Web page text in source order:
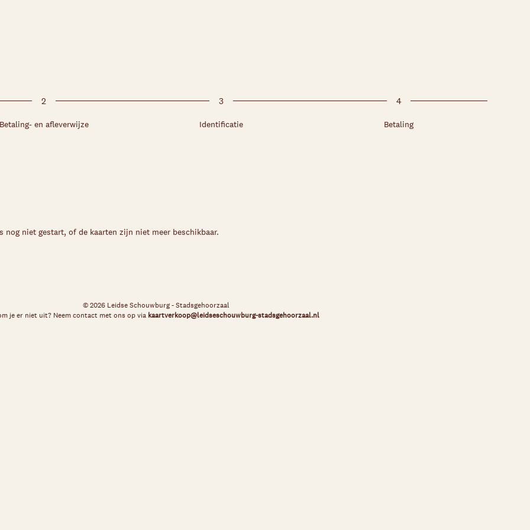
2
en afleverwijze
3
Identificatie
4
Betaling
nog niet gestart, of de kaarten zijn niet meer beschikbaar.
© 2026 Leidse Schouwburg - Stadsgehoorzaal
je er niet uit? Neem contact met ons op via kaartverkoop@leidseschouwburg-stadsgehoorzaal.nl